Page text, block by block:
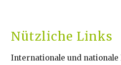
Nützliche Links
Internationale und